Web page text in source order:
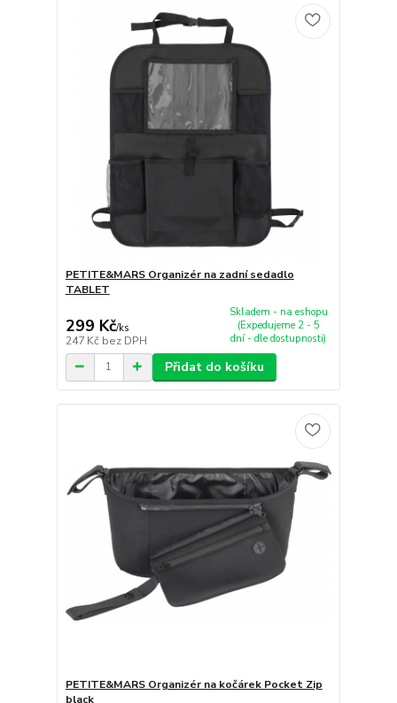
PETITE&MARS Organizér na zadní sedadlo
TABLET
299 Kč/ks
247 Kč bez DPH
Skladem - na eshopu
(Expedujeme 2 - 5
dní - dle dostupnosti)
Přidat do košíku
PETITE&MARS Organizér na kočárek Pocket Zip
black